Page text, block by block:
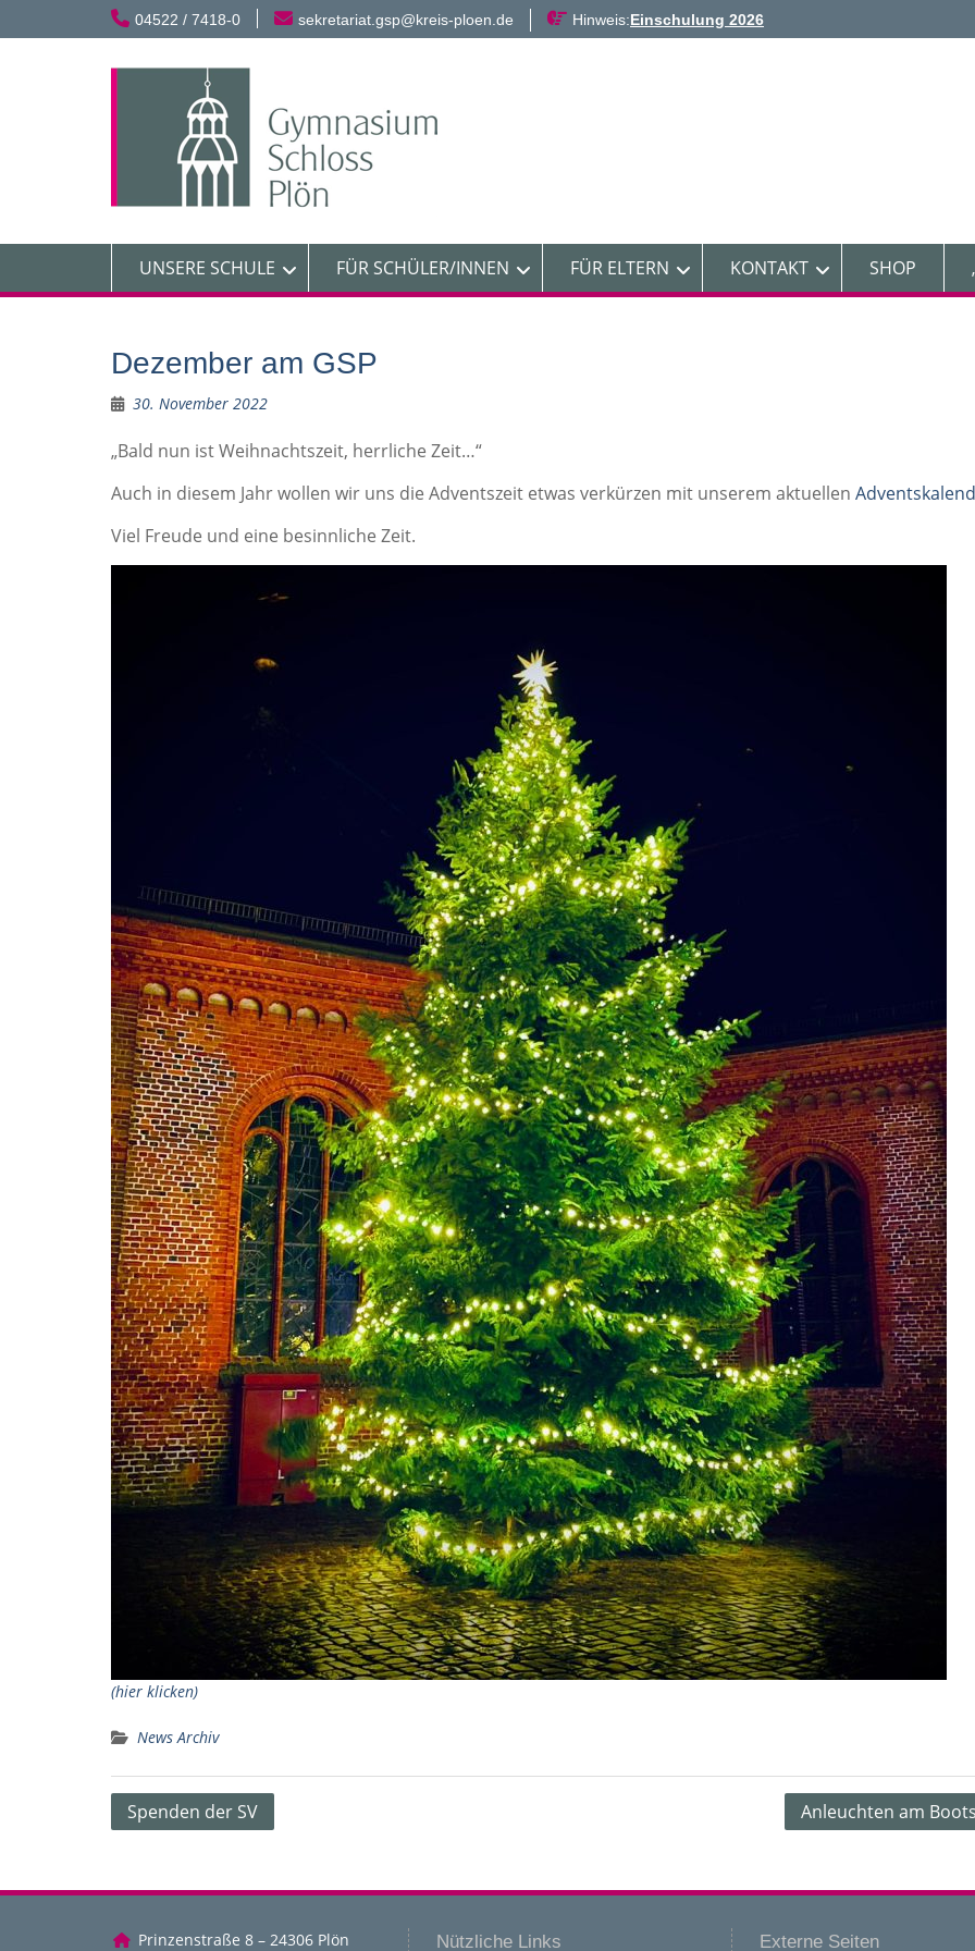
to
04522 / 7418-0 sekretariat.gsp@kreis-ploen.de Hinweis:Einschulung 2026
UNSERE SCHULE FÜR SCHÜLER/INNEN FÜR ELTERN KONTAKT SHOP
Dezember am GSP
30. November 2022
„Bald nun ist Weihnachtszeit, herrliche Zeit…“
Auch in diesem Jahr wollen wir uns die Adventszeit etwas verkürzen mit unserem aktuellen
Viel Freude und eine besinnliche Zeit.
(hier klicken)
News Archiv
Beitragsnavigation
Spenden der SV Anleuchten am
Prinzenstraße 8 – 24306 Plön Nützliche Links Externe Seiten